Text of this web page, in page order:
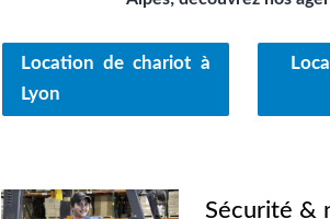
Location de chariot à
Lyon
Sécurité &